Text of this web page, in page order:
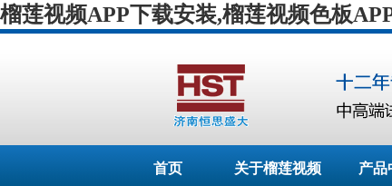
榴莲视频APP下载安装,榴莲视频色板
首页 关于榴莲视频 产品